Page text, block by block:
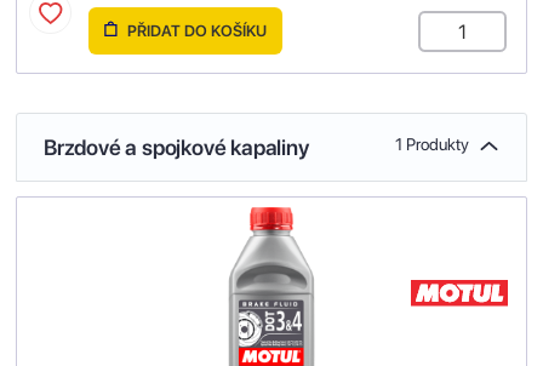
PŘIDAT DO KOŠÍKU
Brzdové a spojkové kapaliny 1 Produkty